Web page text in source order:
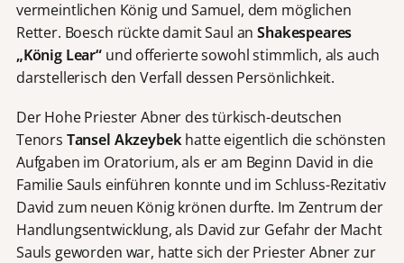
vermeintlichen König und Samuel, dem möglichen
Retter. Boesch rückte damit Saul anShakespeares
„König Lear“ und offerierte sowohl stimmlich, als auch
darstellerisch den Verfall dessen Persönlichkeit.
Der Hohe Priester Abner des türkisch-deutschen
Tenors Tansel Akzeybekhatte eigentlich die schönsten
Aufgaben im Oratorium, als er am Beginn David in die
Familie Sauls einführen konnte und im Schluss-Rezitativ
David zum neuen König krönen durfte. Im Zentrum der
Handlungsentwicklung, als David zur Gefahr der Macht
Sauls geworden war, hatte sich der Priester Abner zur